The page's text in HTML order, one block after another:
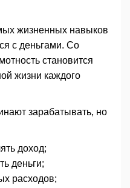
жизненных навыков
с деньгами. Со
становится
жизни каждого
зарабатывать, но
доход;
деньги;
расходов;